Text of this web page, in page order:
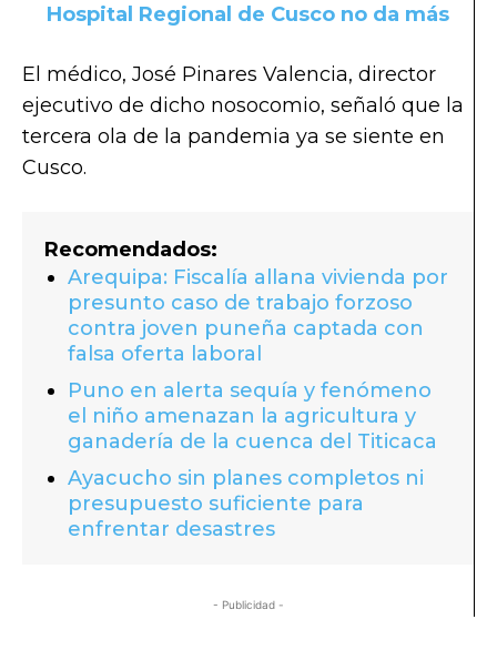
Hospital Regional de Cusco no da más
El médico, José Pinares Valencia, director
ejecutivo de dicho nosocomio, señaló que la
tercera ola de la pandemia ya se siente en
Cusco.
Recomendados:
Arequipa: Fiscalía allana vivienda por
presunto caso de trabajo forzoso
contra joven puneña captada con
falsa oferta laboral
Puno en alerta sequía y fenómeno
el niño amenazan la agricultura y
ganadería de la cuenca del Titicaca
Ayacucho sin planes completos ni
presupuesto suficiente para
enfrentar desastres
- Publicidad -